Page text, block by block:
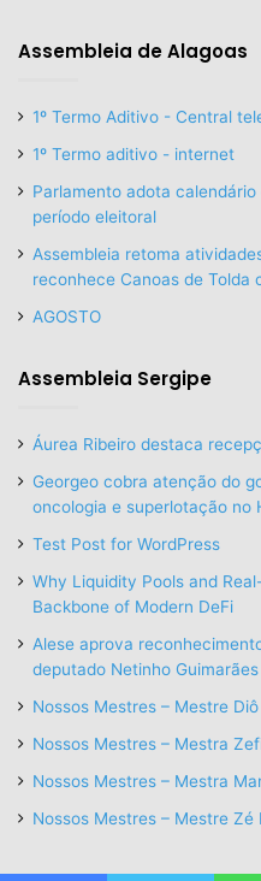
Assembleia de Alagoas
1º Termo Aditivo - Central
1º Termo aditivo - internet
Parlamento adota
período eleitoral
Assembleia retoma
reconhece Canoas de Tolda
AGOSTO
Assembleia Sergipe
Áurea Ribeiro destaca
Georgeo cobra atenção do
oncologia e superlotação no
Test Post for WordPress
Why Liquidity Pools and
Backbone of Modern DeFi
Alese aprova
deputado Netinho Guimarães
Nossos Mestres – Mestre Diô
Nossos Mestres – Mestra
Nossos Mestres – Mestra
Nossos Mestres – Mestre Zé